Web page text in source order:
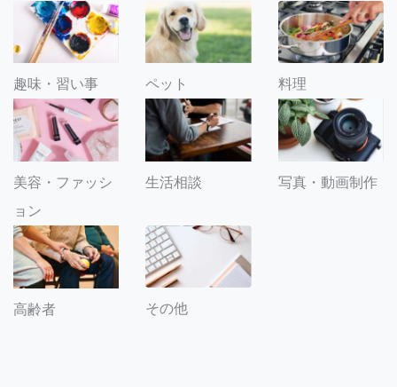
趣味・習い事 ペット 料理
美容・ファッシ
ョン
生活相談 写真・動画制作
高齢者 その他